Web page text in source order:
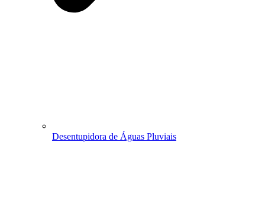
Desentupidora de Águas Pluviais